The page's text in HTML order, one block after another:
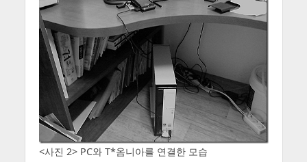
<사진 2> PC와 T*옴니아를 연결한 모습